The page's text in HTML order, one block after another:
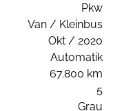
Pkw
Van / Kleinbus
Okt / 2020
Automatik
67.800 km
5
Grau